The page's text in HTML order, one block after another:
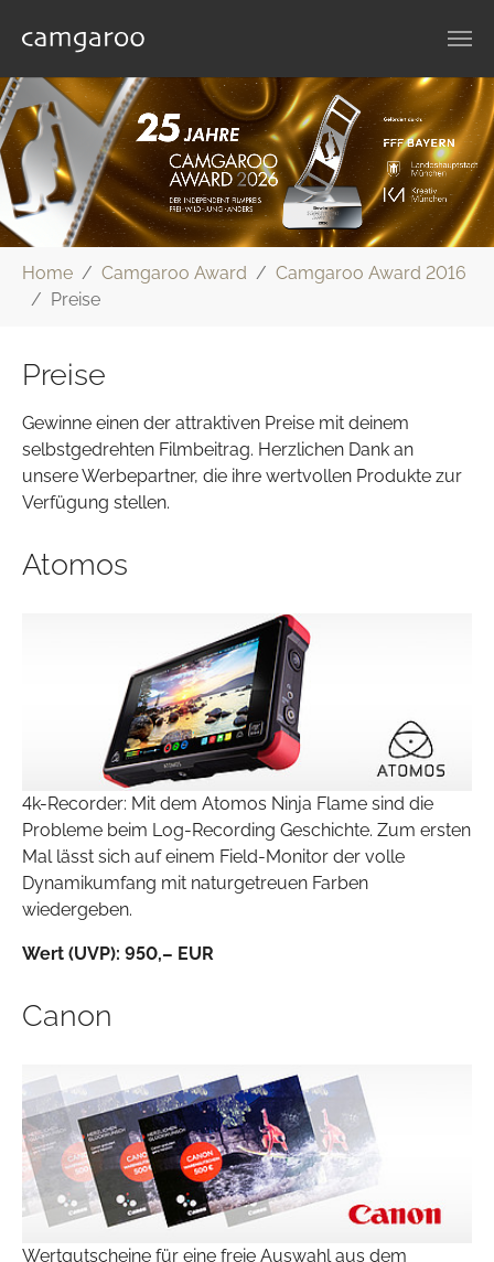
Zum Hauptinhalt springen
Home Camgaroo Award
Camgaroo Award 2016
Preise
Preise
Gewinne einen der attraktiven Preise mit deinem
selbstgedrehten Filmbeitrag. Herzlichen Dank an
unsere Werbepartner, die ihre wertvollen Produkte zur
Verfügung stellen.
Atomos
4k-Recorder: Mit dem Atomos Ninja Flame sind die
Probleme beim Log-Recording Geschichte. Zum ersten
Mal lässt sich auf einem Field-Monitor der volle
Dynamikumfang mit naturgetreuen Farben
wiedergeben.
Wert (UVP): 950,– EUR
Canon
Wertgutscheine für eine freie Auswahl aus dem